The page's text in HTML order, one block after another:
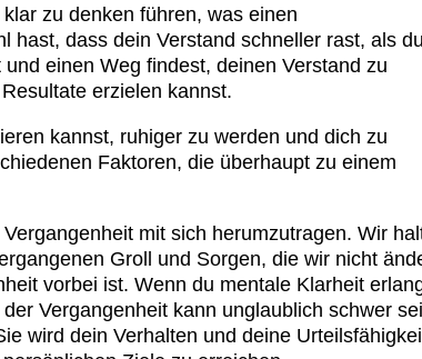
zu denken führen, was einen
hast, dass dein Verstand schneller rast, als du
einen Weg findest, deinen Verstand zu
erzielen kannst.
kannst, ruhiger zu werden und dich zu
Faktoren, die überhaupt zu einem
mit sich herumzutragen. Wir
Groll und Sorgen, die wir nicht
vorbei ist. Wenn du mentale Klarheit
Vergangenheit kann unglaublich schwer
wird dein Verhalten und deine